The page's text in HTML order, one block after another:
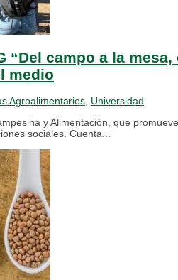
“Del campo a la
medio
Agroalimentarios, Universidad
y Alimentación, que
sociales. Cuenta...